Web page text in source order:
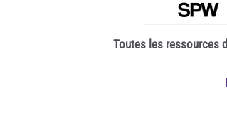
Toutes les ressources